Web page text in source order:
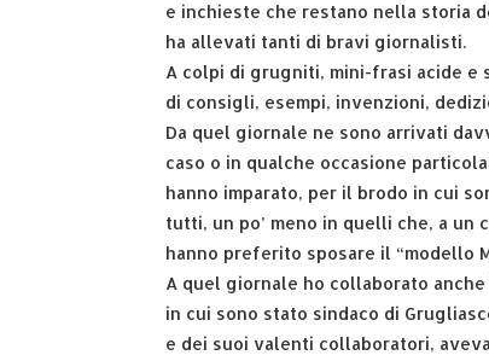
e inchieste che restano nella storia
ha allevati tanti di bravi giornalisti.
A colpi di grugniti, mini-frasi acide e
di consigli, esempi, invenzioni,
Da quel giornale ne sono arrivati
caso o in qualche occasione
hanno imparato, per il brodo in cui
tutti, un po’ meno in quelli che, a
hanno preferito sposare il “modello
A quel giornale ho collaborato
in cui sono stato sindaco di
e dei suoi valenti collaboratori,